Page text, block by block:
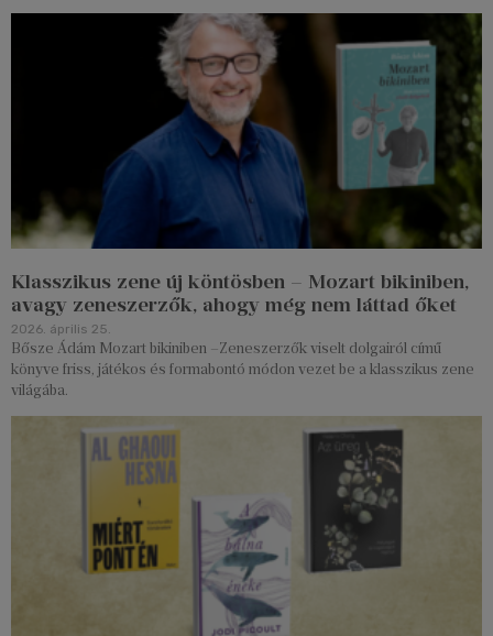
Klasszikus zene új köntösben – Mozart bikiniben,
avagy zeneszerzők, ahogy még nem láttad őket
2026. április 25.
Bősze Ádám Mozart bikiniben –Zeneszerzők viselt dolgairól című
könyve friss, játékos és formabontó módon vezet be a klasszikus zene
világába.